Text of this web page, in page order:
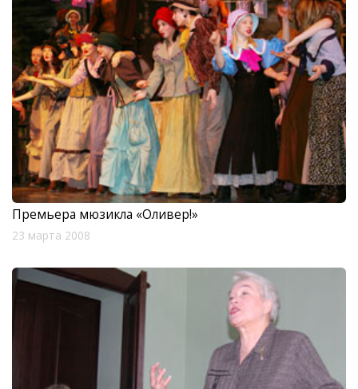
Премьера мюзикла «Оливер!»
23 марта 2008